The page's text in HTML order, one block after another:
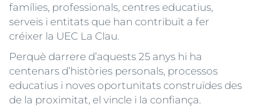
famílies, professionals, centres educatius,
serveis i entitats que han contribuït a fer
créixer la UEC La Clau.
Perquè darrere d’aquests 25 anys hi ha
centenars d’històries personals, processos
educatius i noves oportunitats construïdes des
de la proximitat, el vincle i la confiança.